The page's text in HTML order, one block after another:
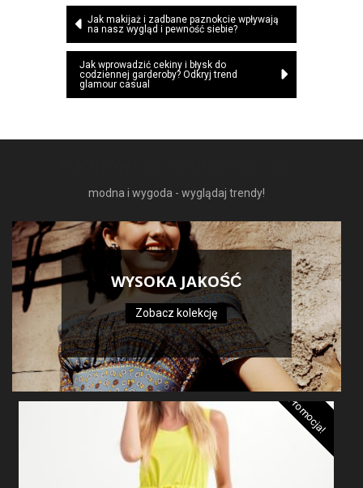
Nawigacja
wpisu
Jak makijaż i zadbane paznokcie wpływają
na nasz wygląd i pewność siebie?
Jak wprowadzić cekiny i błysk do
codziennej garderoby? Odkryj trend
glamour casual
modna i wygoda - wyglądaj trendy!
WYSOKA JAKOŚĆ
Zobacz kolekcję
Promocja!